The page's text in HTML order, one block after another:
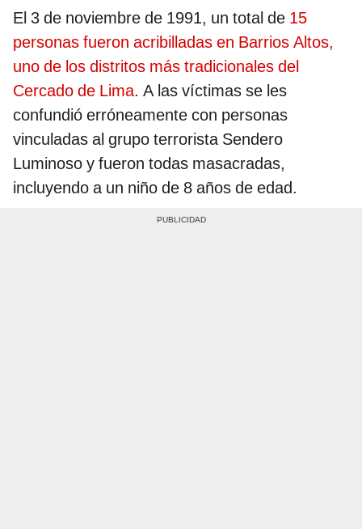
El 3 de noviembre de 1991, un total de 15
personas fueron acribilladas en Barrios Altos,
uno de los distritos más tradicionales del
Cercado de Lima. A las víctimas se les
confundió erróneamente con personas
vinculadas al grupo terrorista Sendero
Luminoso y fueron todas masacradas,
incluyendo a un niño de 8 años de edad.